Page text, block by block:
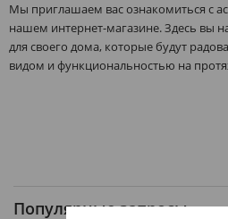
Мы приглашаем вас ознакомиться с
нашем интернет-магазине. Здесь вы
для своего дома, которые будут
видом и функциональностью на
Популярные запросы